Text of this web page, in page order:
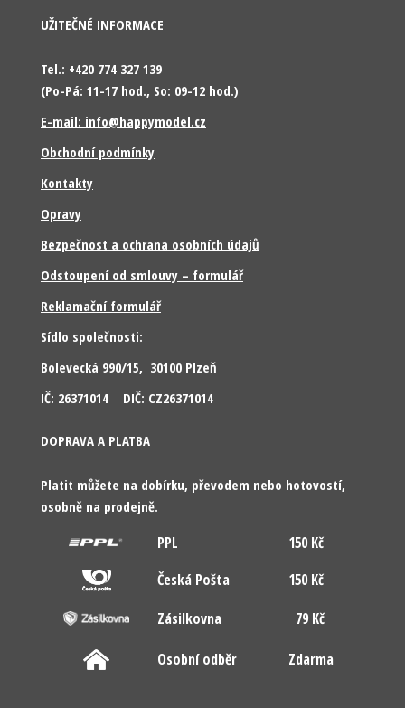
UŽITEČNÉ INFORMACE
Tel.: +420 774 327 139
(Po-Pá: 11-17 hod., So: 09-12 hod.)
E-mail: info@happymodel.cz
Obchodní podmínky
Kontakty
Opravy
Bezpečnost a ochrana osobních údajů
Odstoupení od smlouvy – formulář
Reklamační formulář
Sídlo společnosti:
Bolevecká 990/15, 30100 Plzeň
IČ: 26371014 DIČ: CZ26371014
DOPRAVA A PLATBA
Platit můžete na dobírku, převodem nebo hotovostí,
osobně na prodejně.
PPL
150 Kč
Česká Pošta
150 Kč
Zásilkovna
79 Kč
Osobní odběr Zdarma